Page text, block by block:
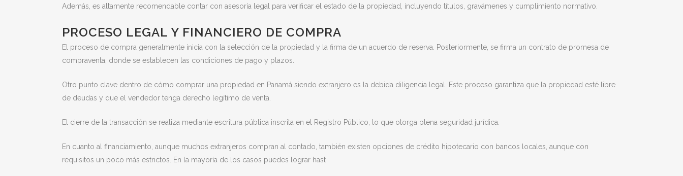
Además, es altamente recomendable contar con asesoría legal para verificar el estado de la propiedad, incluyendo títulos, gravámenes y cumplimiento normativo.
PROCESO LEGAL Y FINANCIERO DE COMPRA
El proceso de compra generalmente inicia con la selección de la propiedad y la firma de un acuerdo de reserva. Posteriormente, se firma un contrato de promesa de
compraventa, donde se establecen las condiciones de pago y plazos.
Otro punto clave dentro de cómo comprar una propiedad en Panamá siendo extranjero es la debida diligencia legal. Este proceso garantiza que la propiedad esté libre
de deudas y que el vendedor tenga derecho legítimo de venta.
El cierre de la transacción se realiza mediante escritura pública inscrita en el Registro Público, lo que otorga plena seguridad jurídica.
En cuanto al financiamiento, aunque muchos extranjeros compran al contado, también existen opciones de crédito hipotecario con bancos locales, aunque con
requisitos un poco más estrictos. En la mayoría de los casos puedes lograr hast